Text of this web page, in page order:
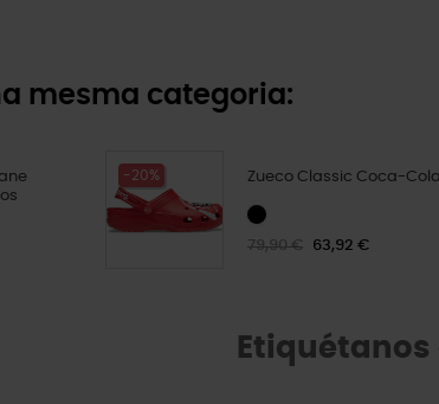
mesma categoria:
-20% Zueco Classic Coca-Cola
79,90 € 63,92 €